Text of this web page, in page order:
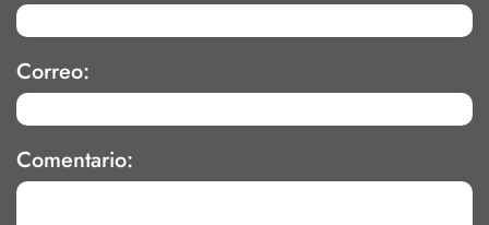
Correo:
Comentario: